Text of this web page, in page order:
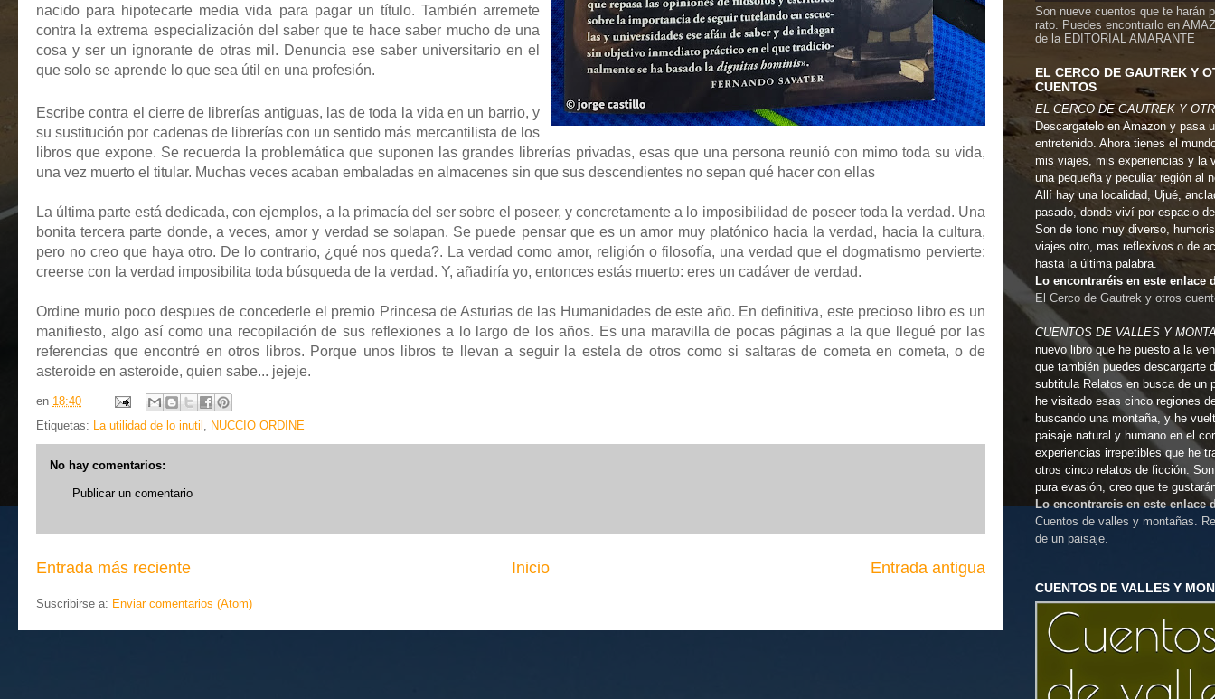
nacido para hipotecarte media vida para pagar un título. También arremete
contra la extrema especialización del saber que te hace saber mucho de una
cosa y ser un ignorante de otras mil. Denuncia ese saber universitario en el
que solo se aprende lo que sea útil en una profesión.
Escribe contra el cierre de librerías antiguas, las de toda la vida en un barrio, y
su sustitución por cadenas de librerías con un sentido más mercantilista de los
libros que expone. Se recuerda la problemática que suponen las grandes librerías privadas, esas que una persona reunió con mimo toda su vida,
una vez muerto el titular. Muchas veces acaban embaladas en almacenes sin que sus descendientes no sepan qué hacer con ellas
La última parte está dedicada, con ejemplos, a la primacía del ser sobre el poseer, y concretamente a lo imposibilidad de poseer toda la verdad. Una
bonita tercera parte donde, a veces, amor y verdad se solapan. Se puede pensar que es un amor muy platónico hacia la verdad, hacia la cultura,
pero no creo que haya otro. De lo contrario, ¿qué nos queda?. La verdad como amor, religión o filosofía, una verdad que el dogmatismo pervierte:
creerse con la verdad imposibilita toda búsqueda de la verdad. Y, añadiría yo, entonces estás muerto: eres un cadáver de verdad.
Ordine murio poco despues de concederle el premio Princesa de Asturias de las Humanidades de este año. En definitiva, este precioso libro es un
manifiesto, algo así como una recopilación de sus reflexiones a lo largo de los años. Es una maravilla de pocas páginas a la que llegué por las
referencias que encontré en otros libros. Porque unos libros te llevan a seguir la estela de otros como si saltaras de cometa en cometa, o de
asteroide en asteroide, quien sabe... jejeje.
en 18:40
Etiquetas: La utilidad de lo inutil , NUCCIO ORDINE
No hay comentarios:
Publicar un comentario
Entrada más reciente Entrada antigua
Inicio
Suscribirse a: Enviar comentarios (Atom)
Son nueve cuentos que te harán
rato. Puedes encontrarlo en
de la EDITORIAL AMARANTE
EL CERCO DE GAUTREK Y
CUENTOS
EL CERCO DE GAUTREK Y
Descargatelo en Amazon y pasa
entretenido. Ahora tienes el
mis viajes, mis experiencias y la
una pequeña y peculiar región al
Allí hay una localidad, Ujué,
pasado, donde viví por espacio
Son de tono muy diverso,
viajes otro, mas reflexivos o de
hasta la última palabra.
Lo encontraréis en este enlace
El Cerco de Gautrek y otros
CUENTOS DE VALLES Y
nuevo libro que he puesto a la
que también puedes descargarte
subtitula Relatos en busca de un
he visitado esas cinco regiones
buscando una montaña, y he
paisaje natural y humano en el
experiencias irrepetibles que he
otros cinco relatos de ficción.
pura evasión, creo que te
Lo encontrareis en este enlace
Cuentos de valles y montañas.
de un paisaje.
CUENTOS DE VALLES Y